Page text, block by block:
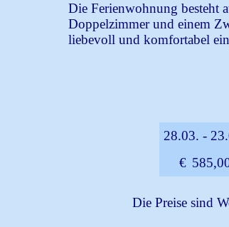
Die Ferienwohnung besteht
Doppelzimmer und einem
liebevoll und komfortabel
28.03. -
€
Die Preise sind